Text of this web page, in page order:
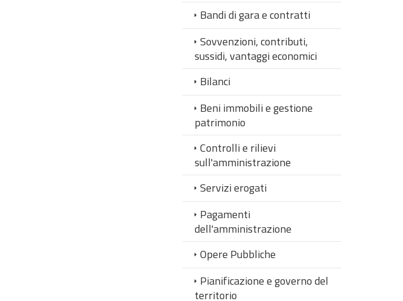
Bandi di gara e contratti
Sovvenzioni, contributi,
sussidi, vantaggi economici
Bilanci
Beni immobili e gestione
patrimonio
Controlli e rilievi
sull'amministrazione
Servizi erogati
Pagamenti
dell'amministrazione
Opere Pubbliche
Pianificazione e governo del
territorio